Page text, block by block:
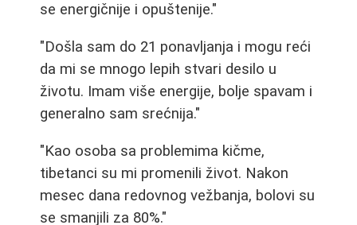
se energičnije i opuštenije."
"Došla sam do 21 ponavljanja i mogu reći
da mi se mnogo lepih stvari desilo u
životu. Imam više energije, bolje spavam i
generalno sam srećnija."
"Kao osoba sa problemima kičme,
tibetanci su mi promenili život. Nakon
mesec dana redovnog vežbanja, bolovi su
se smanjili za 80%."